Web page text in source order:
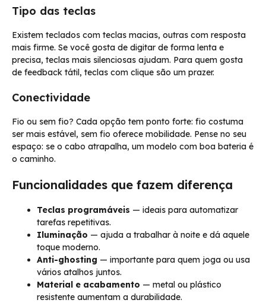
Tipo das teclas
Existem teclados com teclas macias, outras com resposta
mais firme. Se você gosta de digitar de forma lenta e
precisa, teclas mais silenciosas ajudam. Para quem gosta
de feedback tátil, teclas com clique são um prazer.
Conectividade
Fio ou sem fio? Cada opção tem ponto forte: fio costuma
ser mais estável, sem fio oferece mobilidade. Pense no seu
espaço: se o cabo atrapalha, um modelo com boa bateria é
o caminho.
Funcionalidades que fazem diferença
Teclas programáveis — ideais para automatizar
tarefas repetitivas.
Iluminação — ajuda a trabalhar à noite e dá aquele
toque moderno.
Anti-ghosting — importante para quem joga ou usa
vários atalhos juntos.
Material e acabamento — metal ou plástico
resistente aumentam a durabilidade.